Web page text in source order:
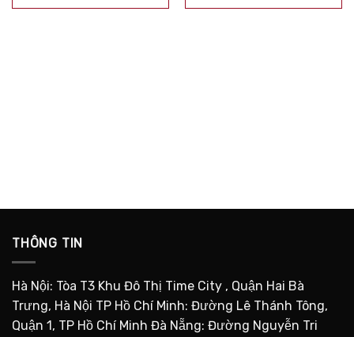
THÔNG TIN
Hà Nội: Tòa T3 Khu Đô Thị Time City , Quận Hai Bà
Trưng, Hà Nội TP Hồ Chí Minh: Đường Lê Thánh Tông,
Quận 1, TP Hồ Chí Minh Đà Nẵng: Đường Nguyễn Tri